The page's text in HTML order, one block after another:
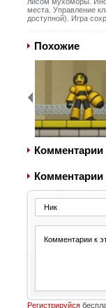
места. Управление
доступной). Игра
Похожие
Комментарии
Регистрируйся